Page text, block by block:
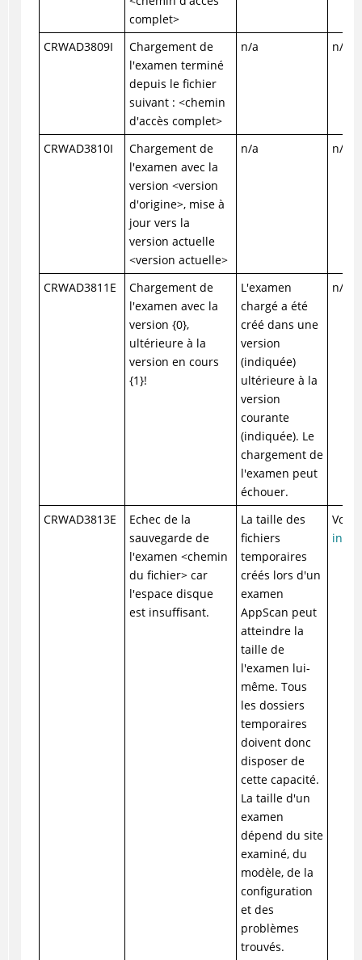
complet>
CRWAD3809I
Chargement de
l'examen terminé
depuis le fichier
suivant : <chemin
d'accès complet>
n/a n/a
CRWAD3810I
Chargement de
l'examen avec la
version <version
d'origine>, mise à
jour vers la
version actuelle
<version actuelle>
n/a n/a
CRWAD3811E
Chargement de
l'examen avec la
version {0},
ultérieure à la
version en cours
{1}!
L'examen
chargé a été
créé dans une
version
(indiquée)
ultérieure à la
version
courante
(indiquée). Le
chargement de
l'examen peut
échouer.
n/a
CRWAD3813E
Echec de la
sauvegarde de
l'examen <chemin
du fichier> car
l'espace disque
est insuffisant.
La taille des
fichiers
temporaires
créés lors d'un
examen
AppScan peut
atteindre la
taille de
l'examen lui-
même. Tous
les dossiers
temporaires
doivent donc
disposer de
cette capacité.
La taille d'un
examen
dépend du site
examiné, du
modèle, de la
configuration
et des
problèmes
trouvés.
Voir :